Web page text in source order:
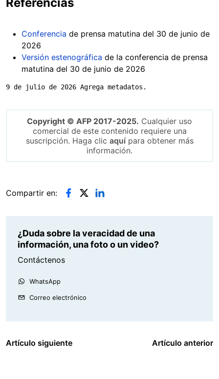
Conferencia de prensa matutina del 30 de junio de
2026
Versión estenográfica de la conferencia de prensa
matutina del 30 de junio de 2026
9 de julio de 2026 Agrega metadatos.
Copyright © AFP 2017-2025. Cualquier uso
comercial de este contenido requiere una
suscripción. Haga clic aquípara obtener más
información.
Compartir en:
¿Duda sobre la veracidad de una
información, una foto o un video?
Contáctenos
WhatsApp
Correo electrónico
Artículo siguiente Artículo anterior